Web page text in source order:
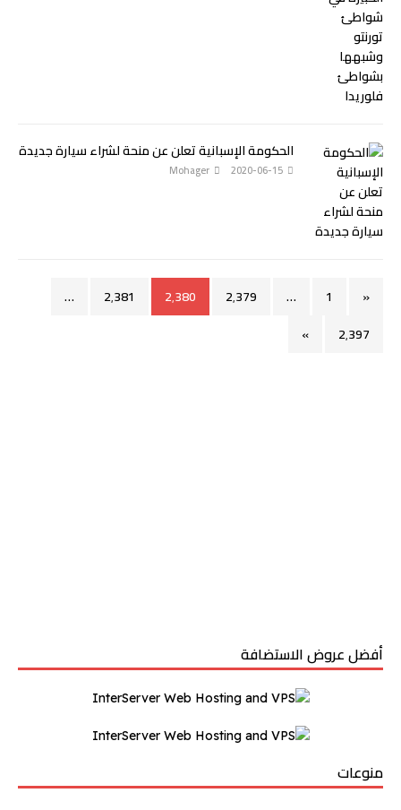
الحكومة الإسبانية تعلن عن منحة لشراء سيارة جديدة
2020-06-15
Mohager
«
1
… 2٬379 2٬380 2٬381
…
2٬397
»
أفضل عروض الاستضافة
منوعات